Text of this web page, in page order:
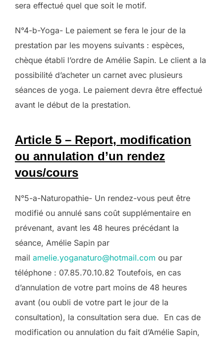
sera effectué quel que soit le motif.
N°4-b-Yoga- Le paiement se fera le jour de la
prestation par les moyens suivants : espèces,
chèque établi l’ordre de Amélie Sapin. Le client a la
possibilité d’acheter un carnet avec plusieurs
séances de yoga. Le paiement devra être effectué
avant le début de la prestation.
Article 5 – Report, modification
ou annulation d’un rendez
vous/cours
N°5-a-Naturopathie- Un rendez-vous peut être
modifié ou annulé sans coût supplémentaire en
prévenant, avant les 48 heures précédant la
séance, Amélie Sapin par
mail amelie.yoganaturo@hotmail.com ou par
téléphone : 07.85.70.10.82 Toutefois, en cas
d’annulation de votre part moins de 48 heures
avant (ou oubli de votre part le jour de la
consultation), la consultation sera due. En cas de
modification ou annulation du fait d’Amélie Sapin,